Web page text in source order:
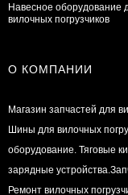
Навесное оборудование
вилочных погрузчиков
О КОМПАНИИ
Магазин запчастей для
Шины для вилочных
оборудование. Тяговые
зарядные
Ремонт вилочных